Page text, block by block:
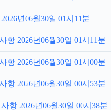
년06월30일 01시11분
항 2026년06월30일 01시11분
항 2026년06월30일 01시00분
항 2026년06월30일 00시53분
항 2026년06월30일 00시38분